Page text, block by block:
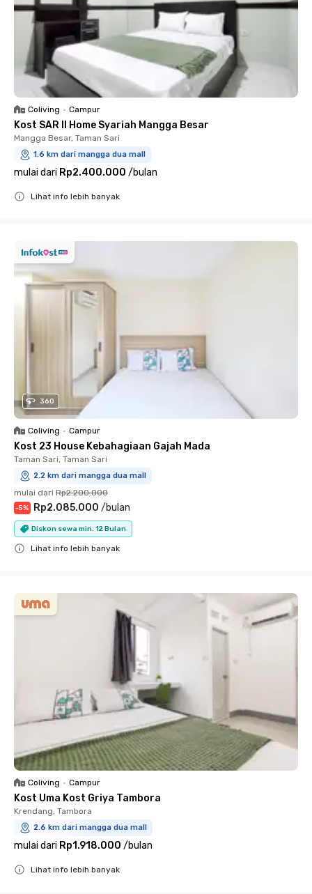
Coliving • Campur
Kost SAR II Home Syariah Mangga Besar
Mangga Besar, Taman Sari
1.6 km dari mangga dua mall
mulai dari Rp2.400.000 /bulan
Lihat info lebih banyak
360
Coliving • Campur
Kost 23 House Kebahagiaan Gajah Mada
Taman Sari, Taman Sari
2.2 km dari mangga dua mall
mulai dari Rp2.200.000
-5% Rp2.085.000 /bulan
Diskon sewa min. 12 Bulan
Lihat info lebih banyak
Coliving • Campur
Kost Uma Kost Griya Tambora
Krendang, Tambora
2.6 km dari mangga dua mall
mulai dari Rp1.918.000 /bulan
Lihat info lebih banyak